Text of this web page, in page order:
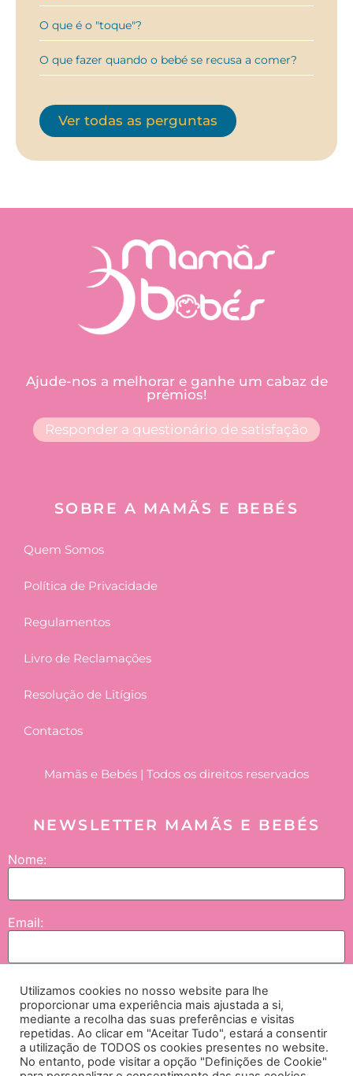
O que é o "toque"?
O que fazer quando o bebé se recusa a comer?
Ver todas as perguntas
Ajude-nos a melhorar e ganhe um cabaz de
prémios!
Responder a questionário de satisfação
SOBRE A MAMÃS E BEBÉS
Quem Somos
Política de Privacidade
Regulamentos
Livro de Reclamações
Resolução de Litígios
Contactos
Mamãs e Bebés | Todos os direitos reservados
NEWSLETTER MAMÃS E BEBÉS
Nome:
Email:
Enviar
Concordo que os meus dados sejam tratados pela NGI – Lifesciences and
Healthcare International, SA., empresas do grupo e seus parceiros, e neste contexto
Utilizamos cookies no nosso website para lhe
proporcionar uma experiência mais ajustada a si,
mediante a recolha das suas preferências e visitas
repetidas. Ao clicar em "Aceitar Tudo", estará a consentir
a utilização de TODOS os cookies presentes no website.
No entanto, pode visitar a opção "Definições de Cookie"